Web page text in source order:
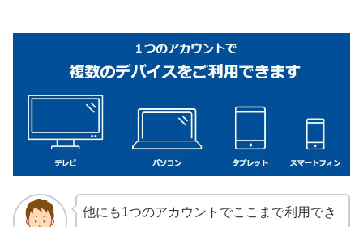
他にも1つのアカウントでここまで利用でき